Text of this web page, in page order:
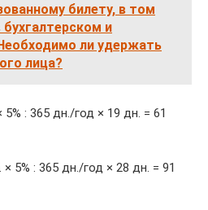
билету, в том
и
ли удержать
лица?
: 365 дн./год × 19 дн. = 61
5% : 365 дн./год × 28 дн. = 91